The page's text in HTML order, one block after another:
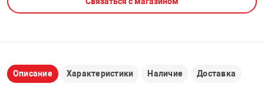
USB ХАБЫ
Описание Характеристики Наличие Доставка